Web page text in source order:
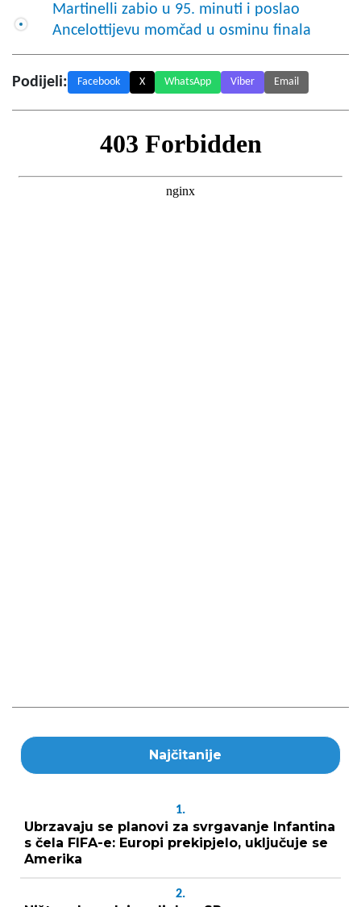
Martinelli zabio u 95. minuti i poslao
Ancelottijevu momčad u osminu finala
Podijeli: Facebook X WhatsApp Viber Email
Najčitanije
1.
Ubrzavaju se planovi za svrgavanje Infantina
s čela FIFA-e: Europi prekipjelo, uključuje se
Amerika
2.